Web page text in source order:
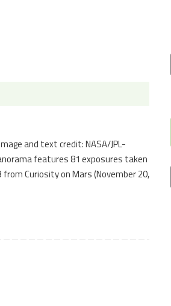
and text credit: NASA/JPL-
features 81 exposures taken
from Curiosity on Mars (November 20,